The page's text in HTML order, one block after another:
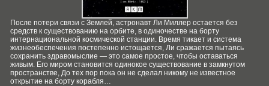
После потери связи с Землей, астронавт Ли Миллер остается без
средств к существованию на орбите, в одиночестве на борту
интернациональной космической станции. Время тикает и система
жизнеобеспечения постепенно истощается, Ли сражается пытаясь
сохранить здравомыслие — это самое простое, чтобы оставаться
живым. Его миром становится одинокое существование в замкнутом
пространстве, До тех пор пока он не сделал никому не известное
открытие на борту корабля…